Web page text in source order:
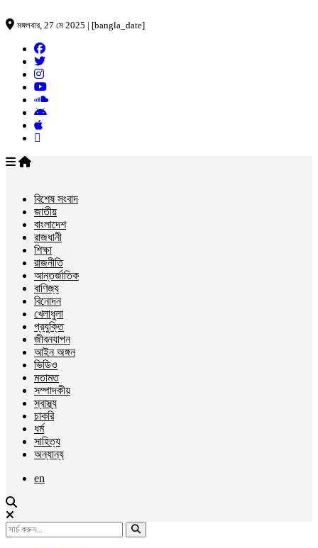
মঙ্গলবার, 27 মে 2025 | [bangla_date]
বিশেষ সংবাদ
জাতীয়
বাংলাদেশ
রাজধানী
শিক্ষা
রাজনীতি
আন্তর্জাতিক
বাণিজ্য
বিনোদন
খেলাধুলা
প্রযুক্তি
জীবনযাপন
আইন অঙ্গন
ভিডিও
মতামত
সম্পাদকীয়
স্বাস্থ্য
চাকরি
ধর্ম
সাহিত্য
অন্যান্য
en